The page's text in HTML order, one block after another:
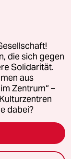
für Genehmigungen
Richtlinien
AGB
(Ads)
die sich gegen
Solidarität.
aus
Zentrum“ –
dabei?